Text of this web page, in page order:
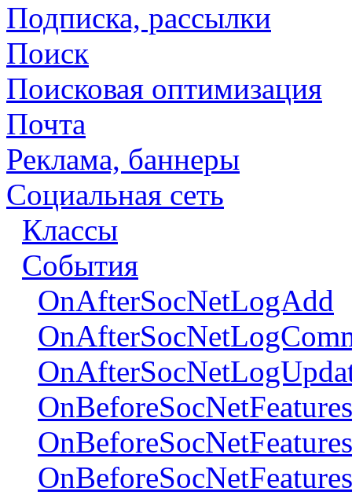
Подписка, рассылки
Поиск
Поисковая оптимизация
Почта
Реклама, баннеры
Социальная сеть
Классы
События
OnAfterSocNetLogAdd
OnBeforeSocNetFeatures